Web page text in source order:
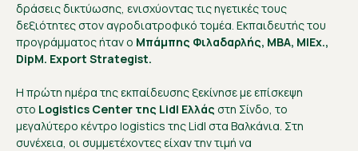
δράσεις δικτύωσης, ενισχύοντας τις ηγετικές τους
δεξιότητες στον αγροδιατροφικό τομέα. Εκπαιδευτής του
προγράμματος ήταν ο Μπάμπης Φιλαδαρλής, MBA, MIEx.,
DipM. Export Strategist.
Η πρώτη ημέρα της εκπαίδευσης ξεκίνησε με επίσκεψη
στο Logistics Center της Lidl Ελλάς στη Σίνδο, το
μεγαλύτερο κέντρο logistics της Lidl στα Βαλκάνια. Στη
συνέχεια, οι συμμετέχοντες είχαν την τιμή να